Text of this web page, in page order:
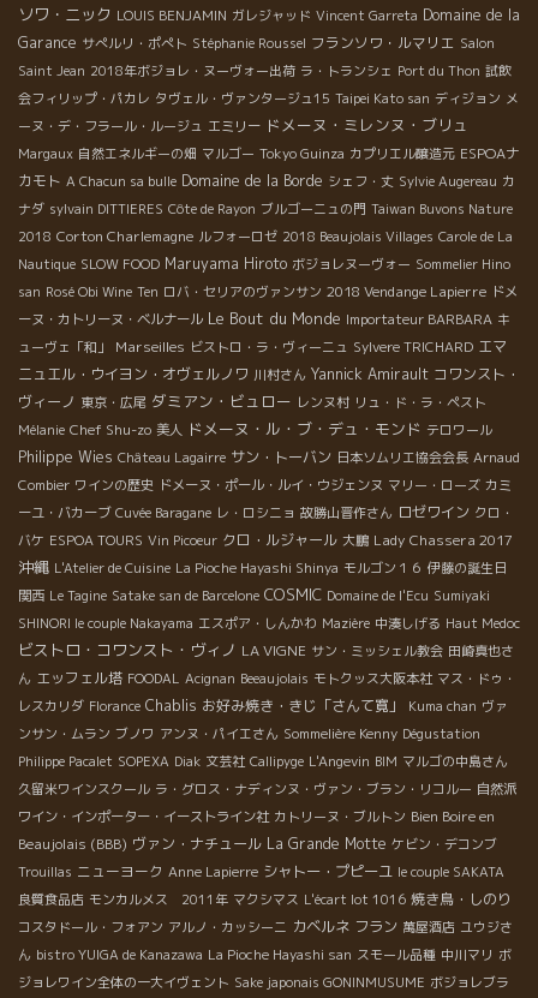
ソワ・ニック LOUIS BENJAMIN ガレジャッド Vincent Garreta Domaine de la
Garance サぺルリ・ポぺト Stéphanie Roussel フランソワ・ルマリエ Salon
Saint Jean 2018年ボジョレ・ヌーヴォー出荷 ラ・トランシェ Port du Thon 試飲
会フィリップ・パカレ タヴェル・ヴァンタージュ15 Taipei Kato san ディジョン メ
ーヌ・デ・フラール・ルージュ エミリー ドメーヌ・ミレンヌ・ブリュ
Margaux 自然エネルギーの畑 マルゴー Tokyo Guinza カプリエル醸造元 ESPOAナ
カモト A Chacun sa bulle Domaine de la Borde シェフ・丈 Sylvie Augereau カ
ナダ sylvain DITTIERES Côte de Rayon ブルゴーニュの門 Taiwan Buvons Nature
2018 Corton Charlemagne ルフォーロゼ 2018 Beaujolais Villages Carole de La
Nautique SLOW FOOD Maruyama Hiroto ボジョレヌーヴォー Sommelier Hino
san Rosé Obi Wine Ten ロバ・セリアのヴァンサン 2018 Vendange Lapierre ドメ
ーヌ・カトリーヌ・ベルナール Le Bout du Monde Importateur BARBARA キ
ューヴェ「和」
Marseilles ビストロ・ラ・ヴィーニュ Sylvere TRICHARD エマ
ニュエル・ウイヨン・オヴェルノワ 川村さん Yannick Amirault コワンスト・
ヴィーノ 東京・広尾 ダミアン・ビュロー レンヌ村 リュ・ド・ラ・ペスト
Mélanie Chef Shu-zo 美人 ドメーヌ・ル・ブ・デュ・モンド テロワール
Philippe Wies Château Lagairre サン・トーバン 日本ソムリエ協会会長 Arnaud
Combier ワインの歴史 ドメーヌ・ポール・ルイ・ウジェンヌ マリー・ローズ カミ
ーユ・バカーブ Cuvée Baragane レ・ロシニョ 故勝山晋作さん ロゼワイン クロ・
バケ ESPOA TOURS Vin Picoeur クロ・ルジャール 大鵬 Lady Chassera 2017
沖縄 L'Atelier de Cuisine La Pioche Hayashi Shinya モルゴン１６ 伊藤の誕生日
関西 Le Tagine Satake san de Barcelone COSMIC Domaine de l'Ecu Sumiyaki
SHINORI le couple Nakayama エスポア・しんかわ Mazière 中湊しげる Haut Medoc
ビストロ・コワンスト・ヴィノ LA VIGNE サン・ミッシェル教会 田崎真也さ
ん エッフェル塔 FOODAL Acignan Beeaujolais モトクッス大阪本社 マス・ドゥ・
レスカリダ Florance Chablis お好み焼き・きじ「さんて寛」 Kuma chan ヴァ
ンサン・ムラン ブノワ アンヌ・パイエさん Sommelière Kenny Dégustation
Philippe Pacalet SOPEXA Diak 文芸社 Callipyge L'Angevin BIM マルゴの中島さん
久留米ワインスクール ラ・グロス・ナディンヌ・ヴァン・ブラン・リコルー 自然派
ワイン・インポーター・イーストライン社 カトリーヌ・ブルトン Bien Boire en
Beaujolais (BBB) ヴァン・ナチュール La Grande Motte ケビン・デコンブ
Trouillas ニューヨーク Anne Lapierre シャトー・プピーユ le couple SAKATA
良質食品店 モンカルメス 2011年 マクシマス L'écart lot 1016 焼き鳥・しのり
コスタドール・フォアン アルノ・カッシーニ カベルネ フラン 萬屋酒店 ユウジさ
ん bistro YUIGA de Kanazawa La Pioche Hayashi san スモール品種 中川マリ ボ
ジョレワイン全体の一大イヴェント Sake japonais GONINMUSUME ボジョレブラ